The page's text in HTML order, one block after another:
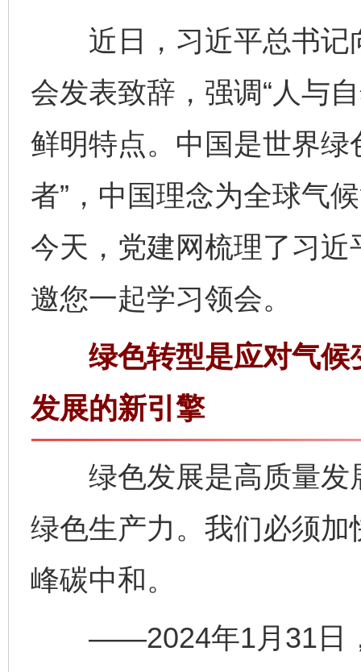
近日，习近平总书记
会发表致辞，强调“人与
鲜明特点。中国是世界
者”，中国理念为全球气
今天，党建网梳理了习
邀您一起学习领会。
绿色转型是应对气候
发展的新引擎
绿色发展是高质量发
绿色生产力。我们必须
峰碳中和。
——2024年1月31日，